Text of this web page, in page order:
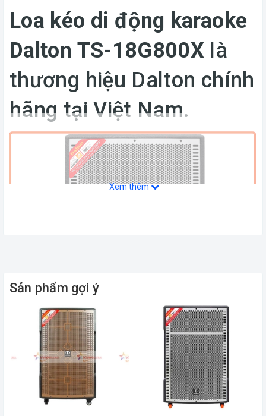
Loa kéo di động karaoke
Dalton TS-18G800X là
thương hiệu Dalton chính
hãng tại Việt Nam.
Xem thêm
Sản phẩm gợi ý